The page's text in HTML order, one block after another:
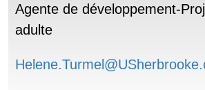
Agente de développement-
adulte